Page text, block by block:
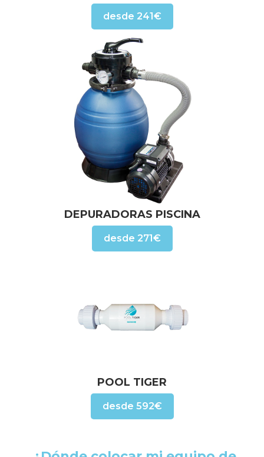
desde 241€
DEPURADORAS PISCINA
desde 271€
POOL TIGER
desde 592€